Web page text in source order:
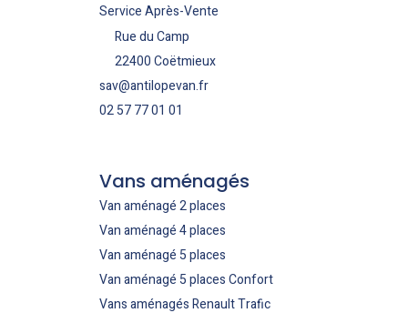
Service Après-Vente
Rue du Camp
22400 Coëtmieux
sav@antilopevan.fr
02 57 77 01 01
Vans aménagés
Van aménagé 2 places
Van aménagé 4 places
Van aménagé 5 places
Van aménagé 5 places Confort
Vans aménagés Renault Trafic